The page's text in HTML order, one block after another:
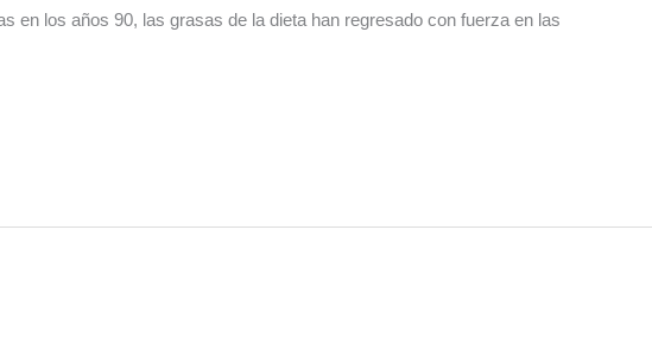
en los años 90, las grasas de la dieta han regresado con fuerza en las